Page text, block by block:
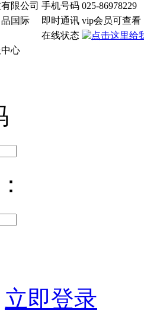
限公司 手机号码 025-86978229
国际 即时通讯 vip会员可查看
在线状态
心
立即登录